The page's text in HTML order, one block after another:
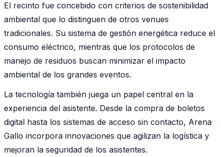
El recinto fue concebido con criterios de sostenibilidad
ambiental que lo distinguen de otros venues
tradicionales. Su sistema de gestión energética reduce el
consumo eléctrico, mientras que los protocolos de
manejo de residuos buscan minimizar el impacto
ambiental de los grandes eventos.
La tecnología también juega un papel central en la
experiencia del asistente. Desde la compra de boletos
digital hasta los sistemas de acceso sin contacto, Arena
Gallo incorpora innovaciones que agilizan la logística y
mejoran la seguridad de los asistentes.